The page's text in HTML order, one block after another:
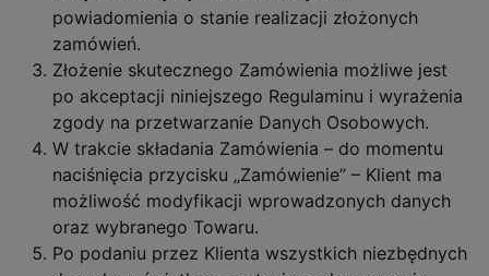
powiadomienia o stanie realizacji złożonych
zamówień.
Złożenie skutecznego Zamówienia możliwe jest
po akceptacji niniejszego Regulaminu i wyrażenia
zgody na przetwarzanie Danych Osobowych.
W trakcie składania Zamówienia – do momentu
naciśnięcia przycisku „Zamówienie” – Klient ma
możliwość modyfikacji wprowadzonych danych
oraz wybranego Towaru.
Po podaniu przez Klienta wszystkich niezbędnych